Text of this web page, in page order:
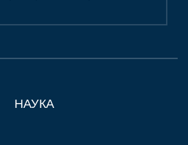
НАУКА